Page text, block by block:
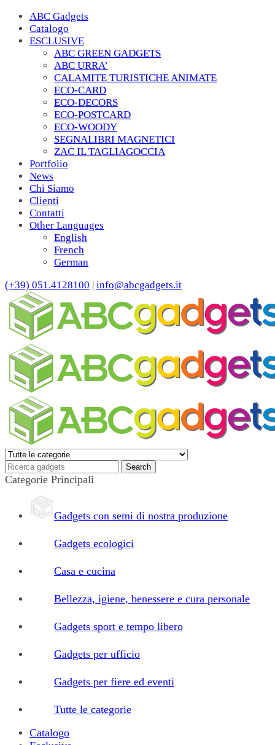
ABC Gadgets
Catalogo
ESCLUSIVE
ABC GREEN GADGETS
ABC URRA’
CALAMITE TURISTICHE ANIMATE
ECO-CARD
ECO-DECORS
ECO-POSTCARD
ECO-WOODY
SEGNALIBRI MAGNETICI
ZAC IL TAGLIAGOCCIA
Portfolio
News
Chi Siamo
Clienti
Contatti
Other Languages
English
French
German
(+39) 051.4128100 | info@abcgadgets.it
Categorie Principali
Gadgets con semi di nostra produzione
Gadgets ecologici
Casa e cucina
Bellezza, igiene, benessere e cura personale
Gadgets sport e tempo libero
Gadgets per ufficio
Gadgets per fiere ed eventi
Tutte le categorie
Catalogo